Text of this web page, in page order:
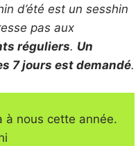
d’été est un sesshin
pas aux
réguliers. Un
7 jours est demandé.
à nous cette année.